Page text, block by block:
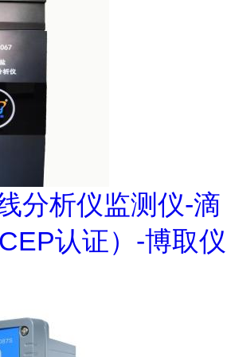
分析仪监测仪-滴
认证）-博取仪